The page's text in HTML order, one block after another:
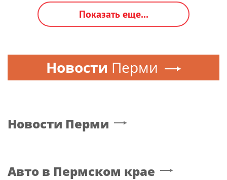
Показать еще...
Новости Перми
Новости Перми
Авто в Пермском крае